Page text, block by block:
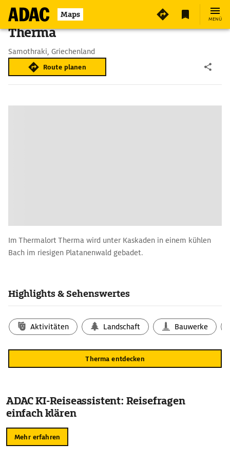
Maps MENÜ
Therma
Samothraki, Griechenland
Route planen
Im Thermalort Therma wird unter Kaskaden in einem kühlen
Bach im riesigen Platanenwald gebadet.
Highlights & Sehenswertes
Aktivitäten Landschaft Bauwerke
Therma entdecken
ADAC KI-Reiseassistent: Reisefragen
einfach klären
Mehr erfahren